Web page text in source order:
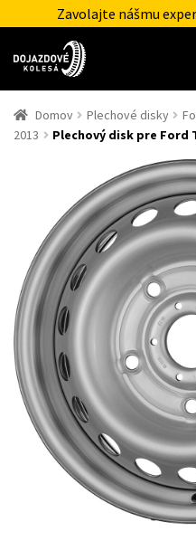
Zavolajte nášmu
Domov Plechové disky
2013
Plechový disk pre Ford